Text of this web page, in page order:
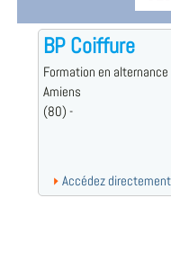
BP Coiffure
Formation en alternance
Amiens
(80) -
Accédez